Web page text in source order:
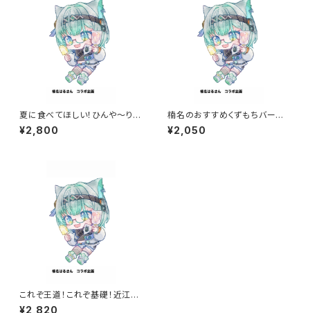
夏に食べてほしい！ひんや～り和
菓子セット
¥2,800
楠名のおすすめくずもちバーセッ
ト
¥2,050
これぞ王道！これぞ基礎！近江屋
を知るべしな満点BOX
¥2,820